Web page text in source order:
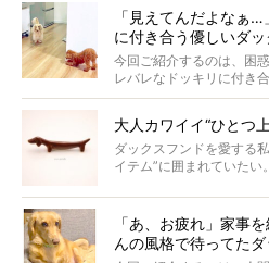
「見えてんだよなぁ
に付き合う優しいダッ
今回ご紹介するのは、困
レバレなドッキリに付き
と違う事態に陥ったり。
大人カワイイ“ひとつ
ダックスフンドを愛する
イテム”に囲まれていた
ムをご紹介。
「あ、お疲れ」家事
んの風格で待ってたダ